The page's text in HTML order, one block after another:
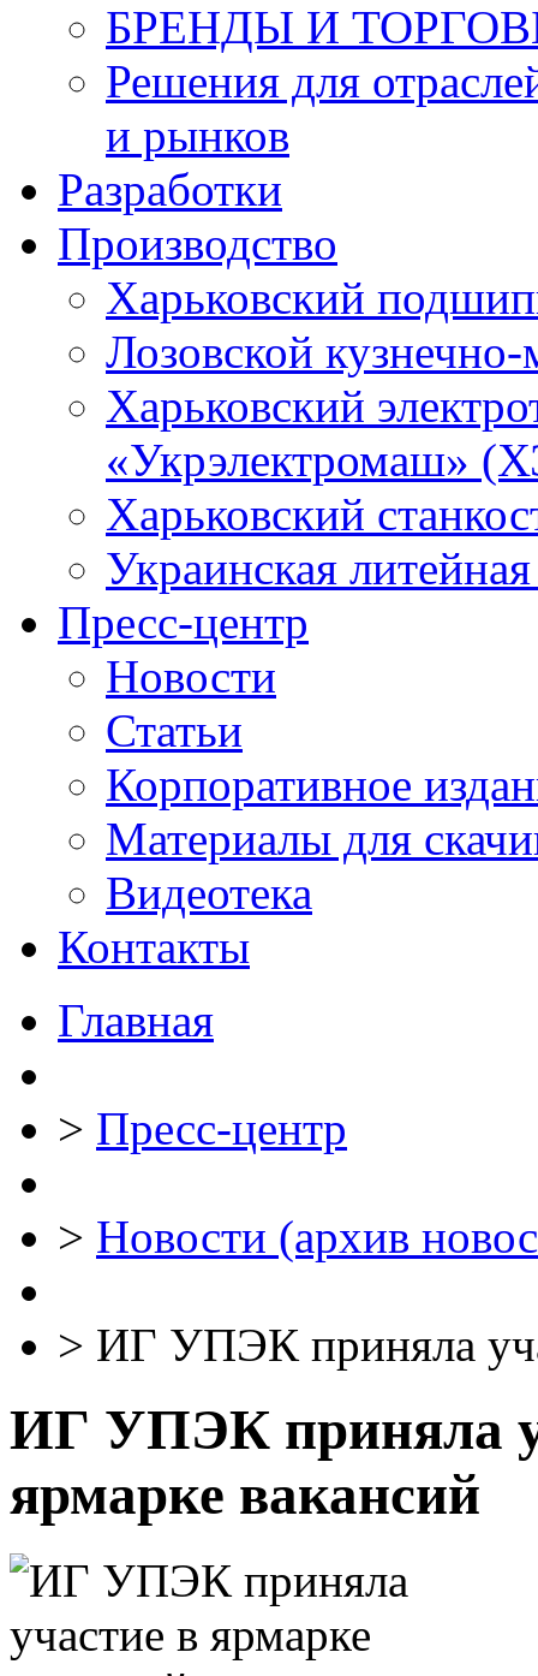
БРЕНДЫ И
Решения для
и рынков
Разработки
Производство
Харьковский
Лозовской
Харьковский
«Укрэлектромаш»
Харьковский
Украинская
Пресс-центр
Новости
Статьи
Корпоративное
Материалы для
Видеотека
Контакты
Главная
> Пресс-центр
> Новости (архив
> ИГ УПЭК приняла
ИГ УПЭК приняла
ярмарке вакансий